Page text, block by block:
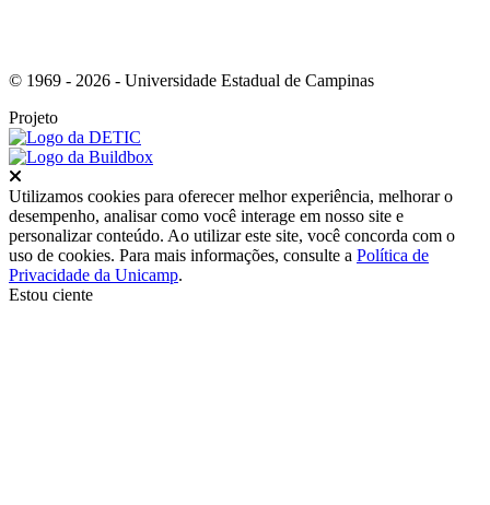
© 1969 - 2026 - Universidade Estadual de Campinas
Projeto
Utilizamos cookies para oferecer melhor experiência, melhorar o
desempenho, analisar como você interage em nosso site e
personalizar conteúdo. Ao utilizar este site, você concorda com o
uso de cookies. Para mais informações, consulte a Política de
Privacidade da Unicamp.
Estou ciente